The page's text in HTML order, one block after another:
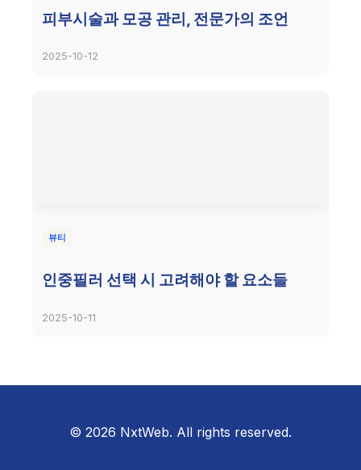
피부시술과 모공 관리, 전문가의 조언
2025-10-12
뷰티
인중필러 선택 시 고려해야 할 요소들
2025-10-11
© 2026 NxtWeb. All rights reserved.